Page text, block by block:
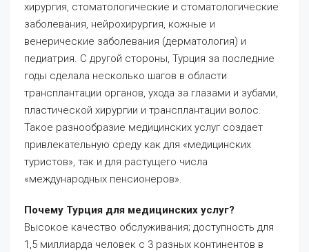
хирургия, стоматологические и стоматологические
заболевания, нейрохирургия, кожные и
венерические заболевания (дерматология) и
педиатрия. С другой стороны, Турция за последние
годы сделала несколько шагов в области
трансплантации органов, ухода за глазами и зубами,
пластической хирургии и трансплантации волос.
Такое разнообразие медицинских услуг создает
привлекательную среду как для «медицинских
туристов», так и для растущего числа
«международных пенсионеров».
Почему Турция для медицинских услуг?
Высокое качество обслуживания; доступность для
1,5 миллиарда человек с 3 разных континентов в